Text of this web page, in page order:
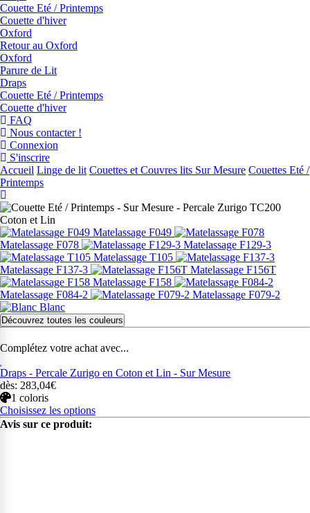
Couette Eté / Printemps
Couette d'hiver
Oxford
Retour au Oxford
Oxford
Parure de Lit
Draps
Couette Eté / Printemps
Couette d'hiver
FAQ
Nous contacter !
Connexion
S'inscrire
Accueil Linge de lit Couettes et Couvres lits Sur Mesure Couettes Eté /
Printemps
Matelassage F049
Matelassage F078
Matelassage F129-3
Matelassage T105
Matelassage F137-3
Matelassage F156T
Matelassage F158
Matelassage F084-2
Matelassage F079-2
Blanc
Découvrez toutes les couleurs
Complétez votre achat avec...
Draps - Percale Zurigo en Coton et Lin - Sur Mesure
dès: 283,04€
1 coloris
Choisissez les options
Avis sur ce produit: